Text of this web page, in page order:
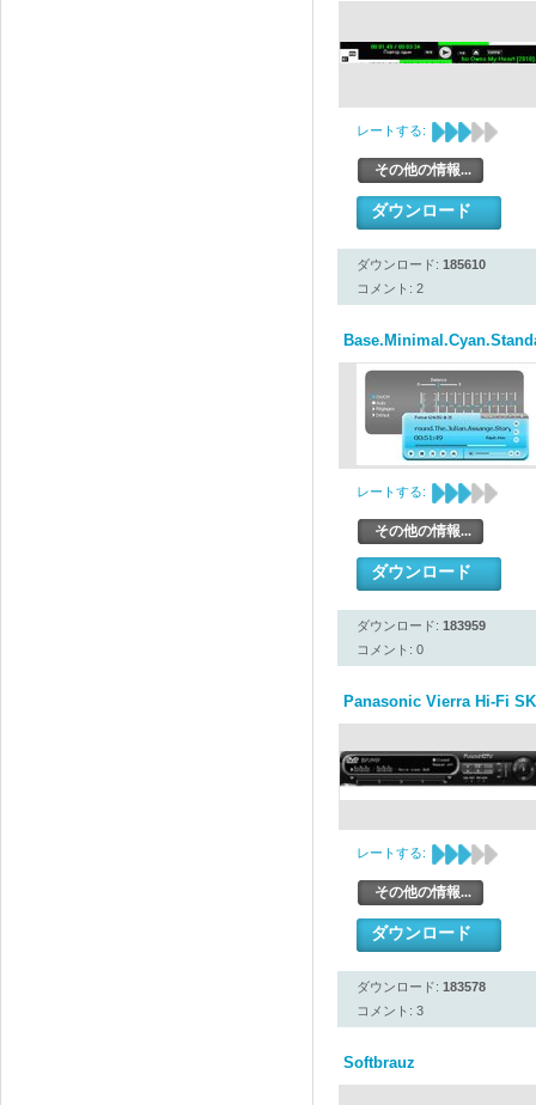
レートする:
その他の情報...
ダウンロード
ダウンロード: 185610
コメント: 2
レートする:
その他の情報...
ダウンロード
ダウンロード: 183959
コメント: 0
Panasonic Vierra Hi-Fi
レートする:
その他の情報...
ダウンロード
ダウンロード: 183578
コメント: 3
Softbrauz